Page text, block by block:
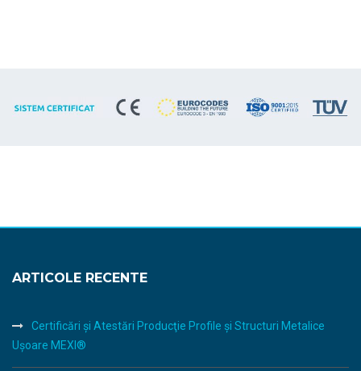
ARTICOLE RECENTE
Certificări şi Atestări Producţie Profile şi Structuri Metalice
Uşoare MEXI®